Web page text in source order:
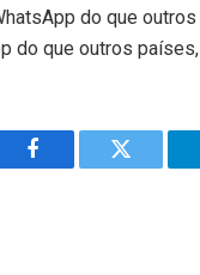
do que
do que outros
Facebook Twitter